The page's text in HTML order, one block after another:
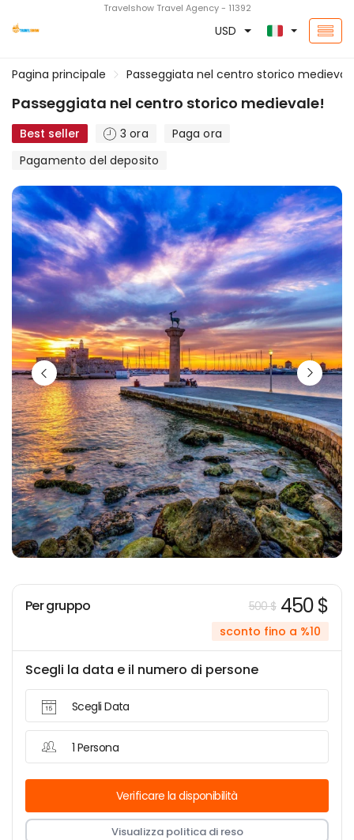
Travelshow Travel Agency - 11392
USD
Pagina principale Passeggiata nel centro storico
Passeggiata nel centro storico medievale!
Best seller 3 ora
Paga ora
Pagamento del deposito
Per gruppo 500 $ 450 $
sconto fino a %10
Scegli la data e il numero di persone
Scegli Data
1 Persona
Verificare la disponibilità
Visualizza politica di reso